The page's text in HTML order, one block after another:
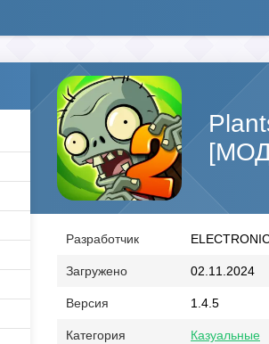
[МОД
Разработчик
Загружено 02.11.2024
Версия 1.4.5
Категория Казуальные